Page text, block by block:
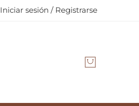
Iniciar sesión / Registrarse